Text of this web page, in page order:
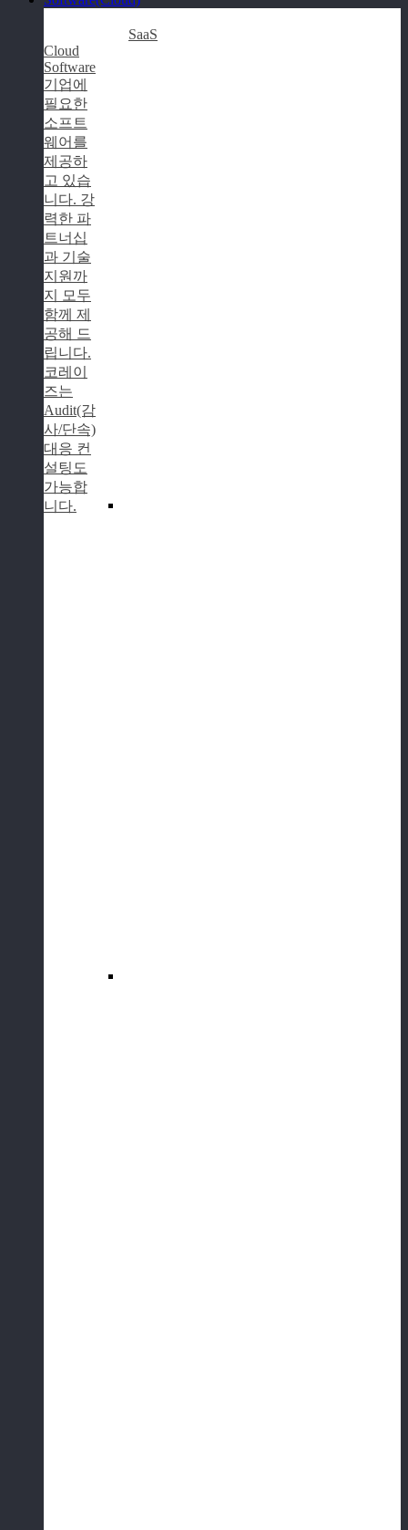
Cloud
Software
기업에
필요한
소프트
웨어를
제공하
고 있습
니다. 강
력한 파
트너십
과 기술
지원까
지 모두
함께 제
공해 드
립니다.
코레이
즈는
Audit(감
사/단속)
대응 컨
설팅도
가능합
니다.
SaaS